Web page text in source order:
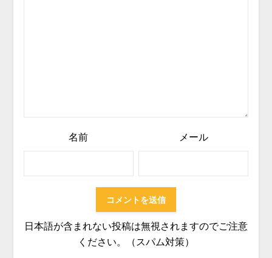
名前 メール
日本語が含まれない投稿は無視されますのでご注意
ください。（スパム対策）